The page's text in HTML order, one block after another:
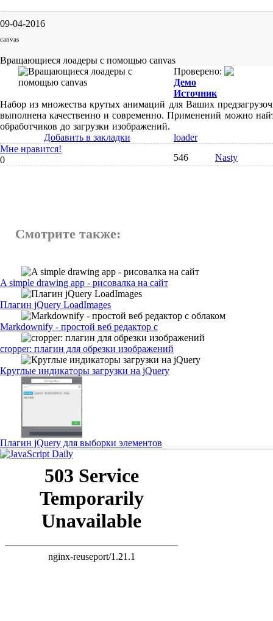
09-04-2016
canvas
Вращающиеся лоадеры с помощью canvas
Проверено:
Демо
Источник
Набор из множества крутых анимаций для Ваших
выполнена качественно и современно. Применений можно
обработчиков до загрузки изображений.
Добавить в закладки
loader
Мне нравится!
0
546 Nasty
Смотрите также:
A simple drawing app - рисовалка на сайт
Плагин jQuery LoadImages
Markdownify - простой веб редактор с
cropper: плагин для обрезки изображений
Круглые индикаторы загрузки на jQuery
Плагин jQuery для выборки элементов